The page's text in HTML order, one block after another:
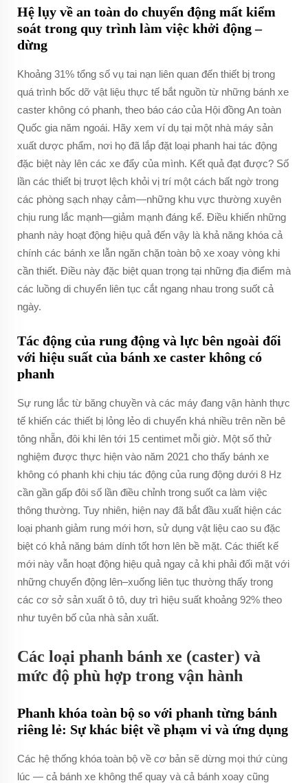
Hệ lụy về an toàn do chuyển động mất kiểm
soát trong quy trình làm việc khởi động –
dừng
Khoảng 31% tổng số vụ tai nạn liên quan đến thiết bị trong
quá trình bốc dỡ vật liệu thực tế bắt nguồn từ những bánh xe
caster không có phanh, theo báo cáo của Hội đồng An toàn
Quốc gia năm ngoái. Hãy xem ví dụ tại một nhà máy sản
xuất dược phẩm, nơi họ đã lắp đặt loại phanh hai tác động
đặc biệt này lên các xe đẩy của mình. Kết quả đạt được? Số
lần các thiết bị trượt lệch khỏi vị trí một cách bất ngờ trong
các phòng sạch nhạy cảm—những khu vực thường xuyên
chịu rung lắc mạnh—giảm mạnh đáng kể. Điều khiến những
phanh này hoạt động hiệu quả đến vậy là khả năng khóa cả
chính các bánh xe lẫn ngăn chặn toàn bộ xe xoay vòng khi
cần thiết. Điều này đặc biệt quan trọng tại những địa điểm mà
các luồng di chuyển liên tục cắt ngang nhau trong suốt cả
ngày.
Tác động của rung động và lực bên ngoài đối
với hiệu suất của bánh xe caster không có
phanh
Sự rung lắc từ băng chuyền và các máy đang vận hành thực
tế khiến các thiết bị lỏng lẻo di chuyển khá nhiều trên nền bê
tông nhẵn, đôi khi lên tới 15 centimet mỗi giờ. Một số thử
nghiệm được thực hiện vào năm 2021 cho thấy bánh xe
không có phanh khi chịu tác động của rung động dưới 8 Hz
cần gần gấp đôi số lần điều chỉnh trong suốt ca làm việc
thông thường. Tuy nhiên, hiện nay đã bắt đầu xuất hiện các
loại phanh giảm rung mới hơn, sử dụng vật liệu cao su đặc
biệt có khả năng bám dính tốt hơn lên bề mặt. Các thiết kế
mới này vẫn hoạt động hiệu quả ngay cả khi phải đối mặt với
những chuyển động lên–xuống liên tục thường thấy trong
các cơ sở sản xuất ô tô, duy trì hiệu suất khoảng 92% theo
như tuyên bố của nhà sản xuất.
Các loại phanh bánh xe (caster) và
mức độ phù hợp trong vận hành
Phanh khóa toàn bộ so với phanh từng bánh
riêng lẻ: Sự khác biệt về phạm vi và ứng dụng
Các hệ thống khóa toàn bộ về cơ bản sẽ dừng mọi thứ cùng
lúc — cả bánh xe không thể quay và cả bánh xoay cũng